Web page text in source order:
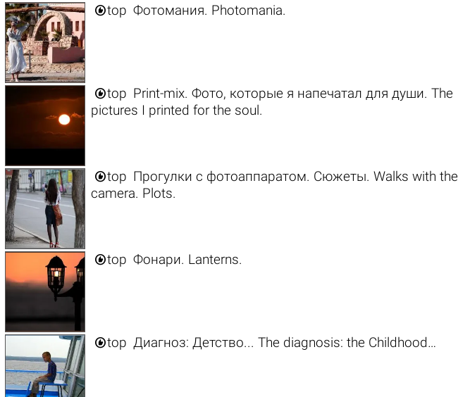
top Фотомания. Photomania.
top Print-mix. Фото, которые я напечатал для души. The
pictures I printed for the soul.
top Прогулки с фотоаппаратом. Сюжеты. Walks with the
camera. Plots.
top Фонари. Lanterns.
top Диагноз: Детство... The diagnosis: the Childhood…